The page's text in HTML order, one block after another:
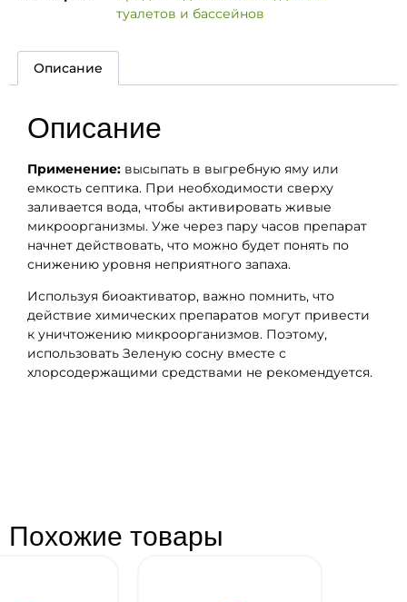
туалетов и бассейнов
Описание
Описание
Применение: высыпать в выгребную яму или
емкость септика. При необходимости сверху
заливается вода, чтобы активировать живые
микроорганизмы. Уже через пару часов препарат
начнет действовать, что можно будет понять по
снижению уровня неприятного запаха.
Используя биоактиватор, важно помнить, что
действие химических препаратов могут привести
к уничтожению микроорганизмов. Поэтому,
использовать Зеленую сосну вместе с
хлорсодержащими средствами не рекомендуется.
Похожие товары